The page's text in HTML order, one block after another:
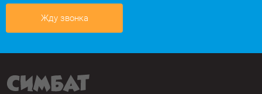
Жду звонка